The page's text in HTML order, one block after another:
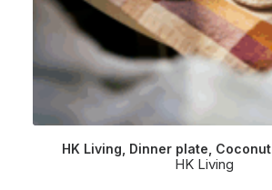
HK Living, Dinner plate, Coconut
HK Living